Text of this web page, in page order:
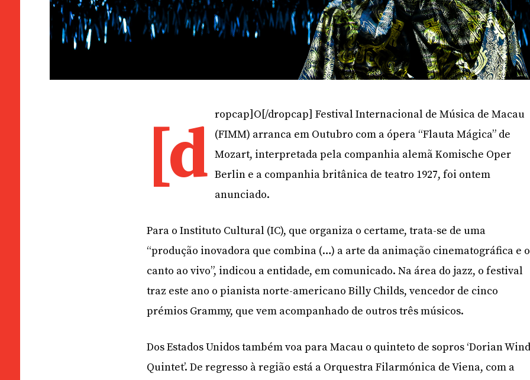
[d ropcap]O[/dropcap] Festival Internacional de Música de Macau
(FIMM) arranca em Outubro com a ópera “Flauta Mágica” de
Mozart, interpretada pela companhia alemã Komische Oper
Berlin e a companhia britânica de teatro 1927, foi ontem
anunciado.
Para o Instituto Cultural (IC), que organiza o certame, trata-se de uma
“produção inovadora que combina (…) a arte da animação cinematográfica e o
canto ao vivo”, indicou a entidade, em comunicado. Na área do jazz, o festival
traz este ano o pianista norte-americano Billy Childs, vencedor de cinco
prémios Grammy, que vem acompanhado de outros três músicos.
Dos Estados Unidos também voa para Macau o quinteto de sopros ‘Dorian
Quintet’. De regresso à região está a Orquestra Filarmónica de Viena, com a